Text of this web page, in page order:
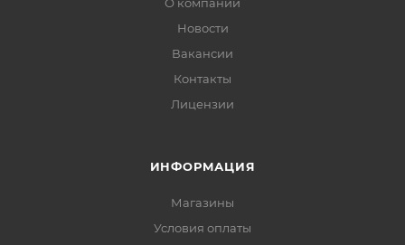
Новости
Вакансии
Контакты
Лицензии
ИНФОРМАЦИЯ
Магазины
Условия оплаты